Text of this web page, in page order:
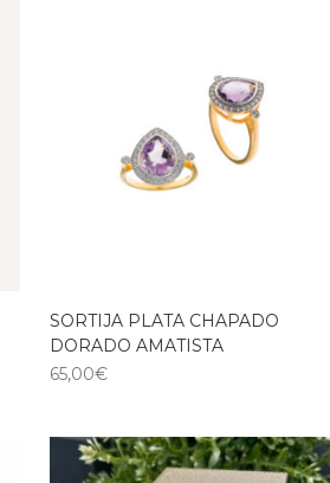
SORTIJA PLATA CHAPADO
DORADO AMATISTA
65,00€